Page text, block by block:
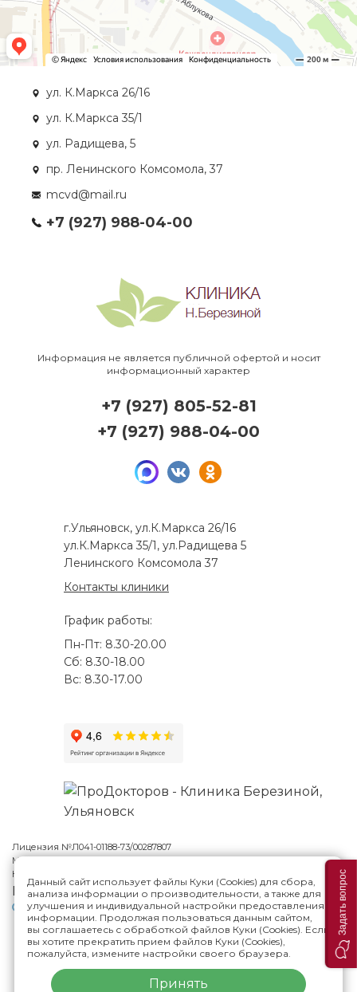
ул. К.Маркса 26/16
ул. К.Маркса 35/1
ул. Радищева, 5
пр. Ленинского Комсомола, 37
mcvd@mail.ru
+7 (927) 988-04-00
Информация не является публичной офертой и носит
информационный характер
г.Ульяновск, ул.К.Маркса 26/16
ул.К.Маркса 35/1, ул.Радищева 5
Ленинского Комсомола 37
Контакты клиники
График работы:
Пн-Пт: 8.30-20.00
Сб: 8.30-18.00
Вс: 8.30-17.00
+7 (927) 805-52-81
+7 (927) 988-04-00
Лицензия №Л041-01188-73/00287807
Многопрофильная клиника Н.Березиной в Ульяновске
Карта сайта
Версия сайта для слабовидящих
Политика конфиденциальности
ИМЕЮТСЯ ПРОТИВОПОКАЗАНИЯ,
НЕОБХОДИМА КОНСУЛЬТАЦИЯ СПЕЦИАЛИСТА
Данный сайт использует файлы Куки (Cookies) для сбора,
анализа информации о производительности, а также для
улучшения и индивидуальной настройки предоставления
информации. Продолжая пользоваться данным сайтом,
вы соглашаетесь с обработкой файлов Куки (Cookies). Если
вы хотите прекратить прием файлов Куки (Cookies),
пожалуйста, измените настройки своего браузера.
Принять
Задать вопрос